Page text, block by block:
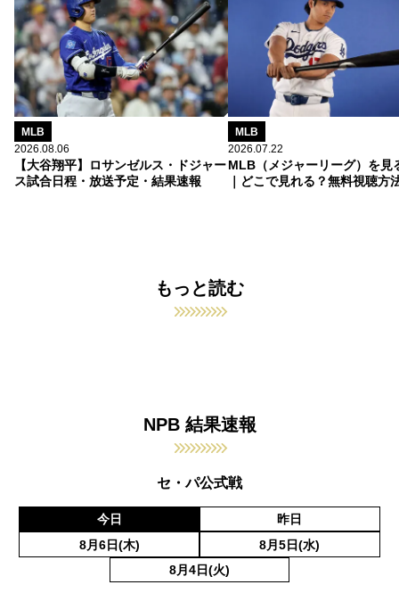
MLB
2026.08.06
【大谷翔平】ロサンゼルス・ドジャー
ス試合日程・放送予定・結果速報
MLB
2026.07.22
MLB（メジャーリーグ）を見
｜どこで見れる？無料視聴方
もっと読む
NPB 結果速報
セ・パ公式戦
今日
昨日
8月6日(木)
8月5日(水)
8月4日(火)